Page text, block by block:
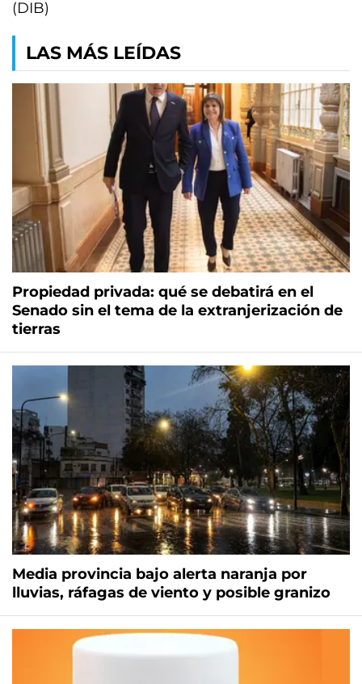
(DIB)
LAS MÁS LEÍDAS
Propiedad privada: qué se debatirá en el
Senado sin el tema de la extranjerización de
tierras
Media provincia bajo alerta naranja por
lluvias, ráfagas de viento y posible granizo